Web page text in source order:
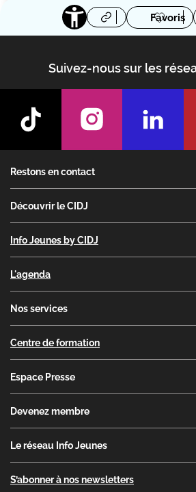
Favoris
Suivez-nous sur les
Restons en contact
Découvrir le CIDJ
Info Jeunes by CIDJ
L'agenda
Nos services
Centre de formation
Espace Presse
Devenez membre
Le réseau Info Jeunes
S’abonner à nos newsletters